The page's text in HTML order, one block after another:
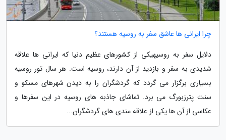
چرا ایرانی ها عاشق سفر به روسیه هستند؟
دلایل سفر به روسیهیکی از کشورهای عظیم دنیا که ایرانی ها علاقه
شدیدی به سفر و بازدید از آن دارند، روسیه است. هر سال تور روسیه
بسیاری برگزار می گردد که گردشگران را به دیدن شهرهای مسکو و
سنت پترزبورگ می برد. تماشای جاذبه های روسیه در این سفرها و
عکاسی از آن ها یکی از علاقه مندی های گردشگران...